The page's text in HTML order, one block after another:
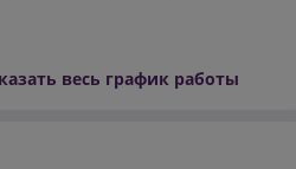
весь график работы